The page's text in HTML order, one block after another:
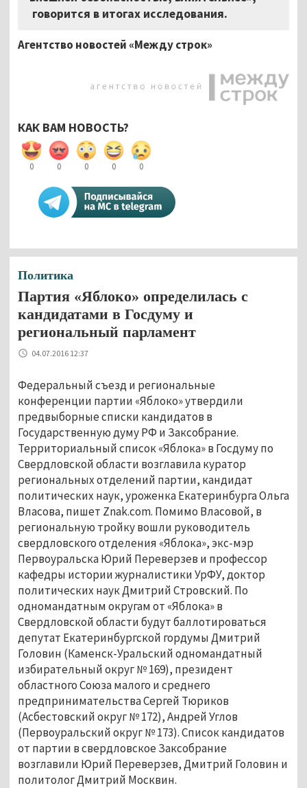
говорится в итогах исследования.
Агентство новостей «Между строк»
КАК ВАМ НОВОСТЬ?
0 0 0 0 0
Политика
Партия «Яблоко» определилась с
кандидатами в Госдуму и
региональный парламент
04.07.2016 12:37
Федеральный съезд и региональные
конференции партии «Яблоко» утвердили
предвыборные списки кандидатов в
Государственную думу РФ и Заксобрание.
Территориальный список «Яблока» в Госдуму по
Свердловской области возглавила куратор
региональных отделений партии, кандидат
политических наук, уроженка Екатеринбурга Ольга
Власова, пишет Znak.com. Помимо Власовой, в
региональную тройку вошли руководитель
свердловского отделения «Яблока», экс-мэр
Первоуральска Юрий Переверзев и профессор
кафедры истории журналистики УрФУ, доктор
политических наук Дмитрий Стровский. По
одномандатным округам от «Яблока» в
Свердловской области будут баллотироваться
депутат Екатеринбургской гордумы Дмитрий
Головин (Каменск-Уральский одномандатный
избирательный округ № 169), президент
областного Союза малого и среднего
предпринимательства Сергей Тюриков
(Асбестовский округ № 172), Андрей Углов
(Первоуральский округ № 173). Список кандидатов
от партии в свердловское Заксобрание
возглавили Юрий Переверзев, Дмитрий Головин и
политолог Дмитрий Москвин.